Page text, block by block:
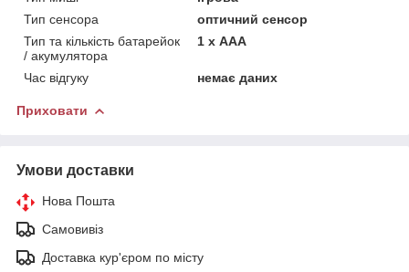
Тип сенсора
оптичний сенсор
Тип та кількість батарейок
/ акумулятора
1 х ААА
Час відгуку немає даних
Приховати
Умови доставки
Нова Пошта
Самовивіз
Доставка кур'єром по місту